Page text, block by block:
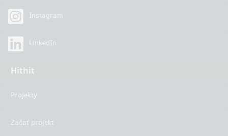
Instagram
LinkedIn
Hithit
Projekty
Začať projekt